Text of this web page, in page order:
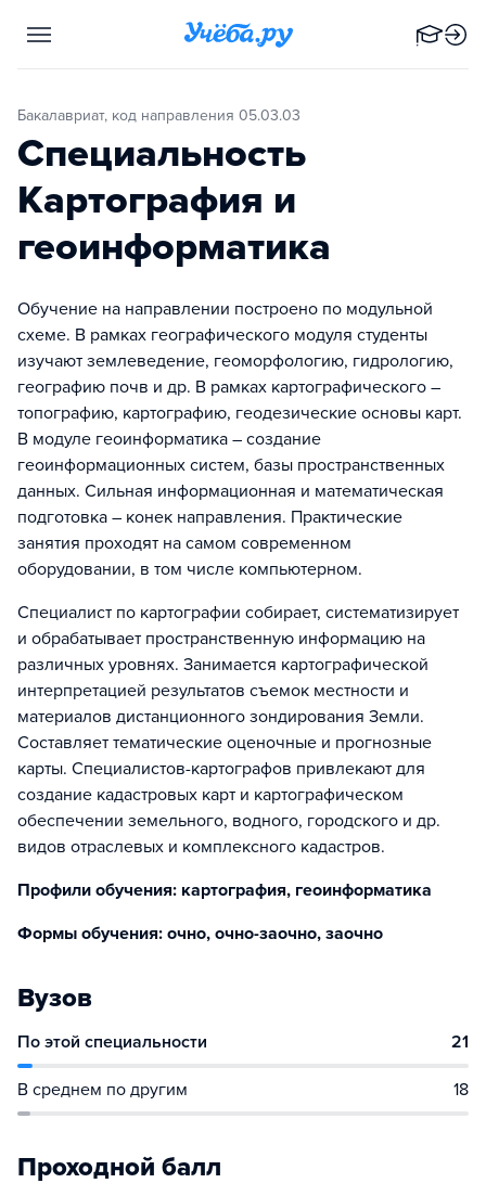
Бакалавриат, код направления 05.03.03
Специальность
Картография и
геоинформатика
Обучение на направлении построено по модульной
схеме. В рамках географического модуля студенты
изучают землеведение, геоморфологию, гидрологию,
географию почв и др. В рамках картографического –
топографию, картографию, геодезические основы карт.
В модуле геоинформатика – создание
геоинформационных систем, базы пространственных
данных. Сильная информационная и математическая
подготовка – конек направления. Практические
занятия проходят на самом современном
оборудовании, в том числе компьютерном.
Специалист по картографии собирает, систематизирует
и обрабатывает пространственную информацию на
различных уровнях. Занимается картографической
интерпретацией результатов съемок местности и
материалов дистанционного зондирования Земли.
Составляет тематические оценочные и прогнозные
карты. Специалистов-картографов привлекают для
создание кадастровых карт и картографическом
обеспечении земельного, водного, городского и др.
видов отраслевых и комплексного кадастров.
Профили обучения: картография, геоинформатика
Формы обучения: очно, очно-заочно, заочно
Вузов
По этой специальности 21
В среднем по другим 18
Проходной балл